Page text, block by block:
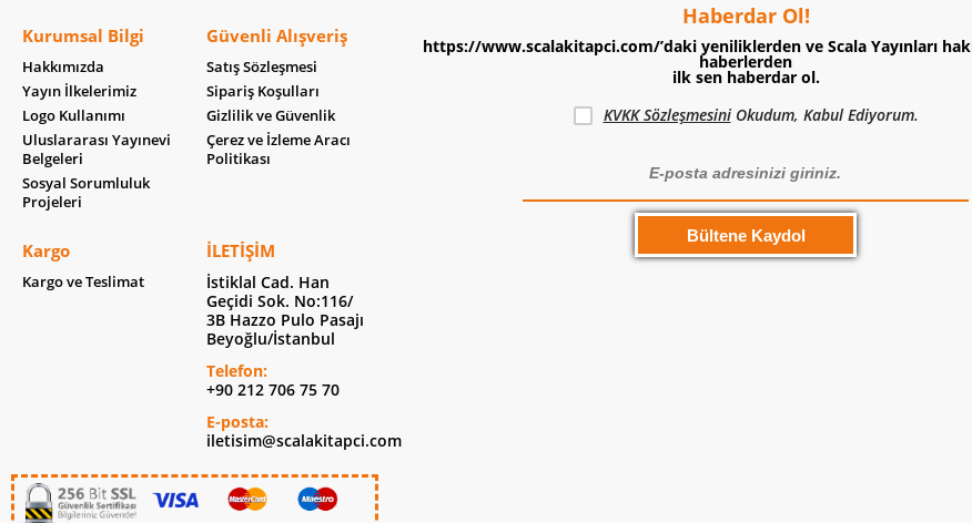
Kurumsal Bilgi
Hakkımızda
Yayın İlkelerimiz
Logo Kullanımı
Uluslararası Yayınevi
Belgeleri
Sosyal Sorumluluk
Projeleri
Güvenli Alışveriş
Satış Sözleşmesi
Sipariş Koşulları
Gizlilik ve Güvenlik
Çerez ve İzleme Aracı
Politikası
Kargo
Kargo ve Teslimat
İLETIŞIM
İstiklal Cad. Han
Geçidi Sok. No:116/
3B Hazzo Pulo Pasajı
Beyoğlu/İstanbul
Telefon:
+90 212 706 75 70
E-posta:
iletisim@scalakitapci.com
Haberdar Ol!
https://www.scalakitapci.com/’daki yeniliklerden ve Scala Yayınları
haberlerden
ilk sen haberdar ol.
KVKK SözleşmesiniOkudum, Kabul Ediyorum.